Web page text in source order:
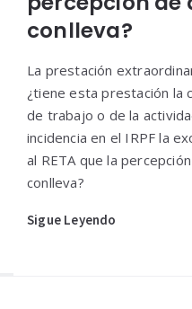
conlleva?
La prestación
¿tiene esta prestación la
de trabajo o de la
incidencia en el IRPF la
al RETA que la
conlleva?
Sigue Leyendo